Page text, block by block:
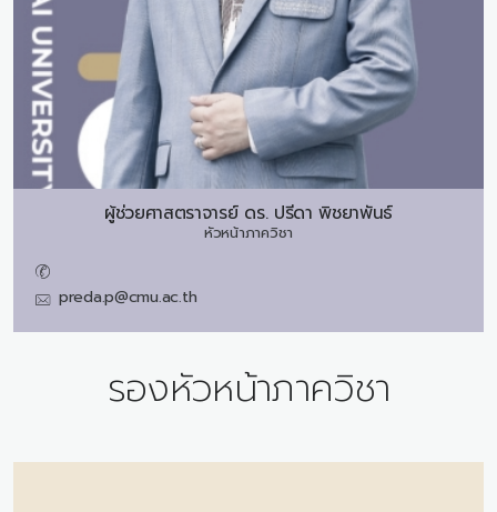
ผู้ช่วยศาสตราจารย์ ดร. ปรีดา พิชยาพันธ์
หัวหน้าภาควิชา
preda.p@cmu.ac.th
รองหัวหน้าภาควิชา